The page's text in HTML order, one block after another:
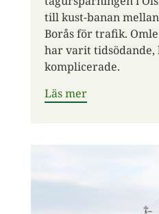
till kust-banan
Borås för trafik.
har varit tidsödande,
komplicerade.
Läs mer